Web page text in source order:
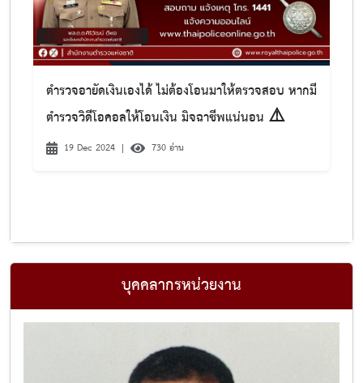
ตำรวจอายัดเงินเองได้ ไม่ต้องโอนมาให้ตรวจสอบ หากมี
ตำรวจวิดีโอคอลให้โอนเงิน มิจฉาชีพแน่นอน ⚠️
19 Dec 2024 | 730 อ่าน
บุคคลากรหน่วยงาน